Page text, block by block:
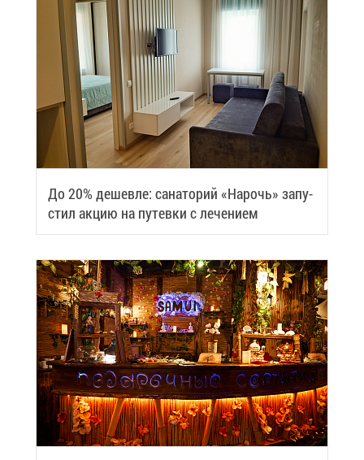
До 20% де­шев­ле: са­на­то­рий «На­рочь» за­пу­
стил ак­цию на пу­тев­ки с ле­че­ни­ем